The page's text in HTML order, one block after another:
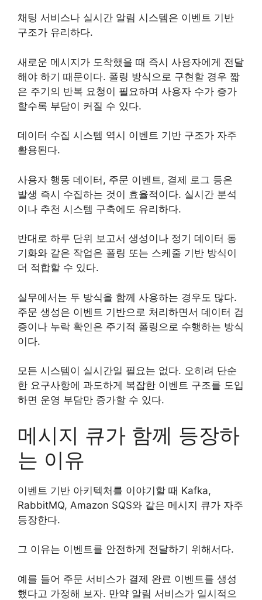
채팅 서비스나 실시간 알림 시스템은 이벤트 기반
구조가 유리하다.
새로운 메시지가 도착했을 때 즉시 사용자에게 전달
해야 하기 때문이다. 폴링 방식으로 구현할 경우 짧
은 주기의 반복 요청이 필요하며 사용자 수가 증가
할수록 부담이 커질 수 있다.
데이터 수집 시스템 역시 이벤트 기반 구조가 자주
활용된다.
사용자 행동 데이터, 주문 이벤트, 결제 로그 등은
발생 즉시 수집하는 것이 효율적이다. 실시간 분석
이나 추천 시스템 구축에도 유리하다.
반대로 하루 단위 보고서 생성이나 정기 데이터 동
기화와 같은 작업은 폴링 또는 스케줄 기반 방식이
더 적합할 수 있다.
실무에서는 두 방식을 함께 사용하는 경우도 많다.
주문 생성은 이벤트 기반으로 처리하면서 데이터 검
증이나 누락 확인은 주기적 폴링으로 수행하는 방식
이다.
모든 시스템이 실시간일 필요는 없다. 오히려 단순
한 요구사항에 과도하게 복잡한 이벤트 구조를 도입
하면 운영 부담만 증가할 수 있다.
메시지 큐가 함께 등장하
는 이유
이벤트 기반 아키텍처를 이야기할 때 Kafka,
RabbitMQ, Amazon SQS와 같은 메시지 큐가 자주
등장한다.
그 이유는 이벤트를 안전하게 전달하기 위해서다.
예를 들어 주문 서비스가 결제 완료 이벤트를 생성
했다고 가정해 보자. 만약 알림 서비스가 일시적으